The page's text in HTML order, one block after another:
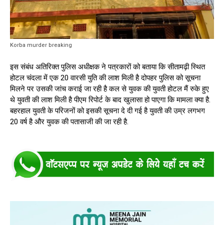
Korba murder breaking
इस संबंध अतिरिक्त पुलिस अधीक्षक ने पत्रकारों को बताया कि सीतामढ़ी स्थित
होटल चंदला में एक 20 वारसी युति की लाश मिली है दोपहर पुलिस को सूचना
मिलने पर उसकी जांच कराई जा रही है कल से युवक की युवती होटल मैं रुके हुए
थे युवती की लाश मिली है पीएम रिपोर्ट के बाद खुलासा हो पाएगा कि मामला क्या है.
बहरहाल युवती के परिजनों को इसकी सूचना दे दी गई है युवती की उम्र लगभग
20 वर्ष है और युवक की पतासाजी की जा रही है.